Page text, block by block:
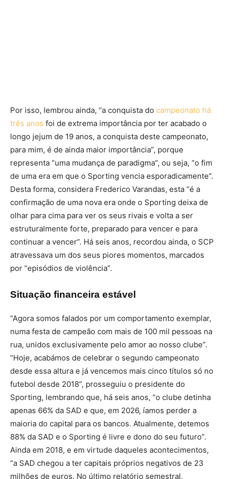
Por isso, lembrou ainda, “a conquista do campeonato há
três anos foi de extrema importância por ter acabado o
longo jejum de 19 anos, a conquista deste campeonato,
para mim, é de ainda maior importância”, porque
representa “uma mudança de paradigma”, ou seja, “o fim
de uma era em que o Sporting vencia esporadicamente”.
Desta forma, considera Frederico Varandas, esta “é a
confirmação de uma nova era onde o Sporting deixa de
olhar para cima para ver os seus rivais e volta a ser
estruturalmente forte, preparado para vencer e para
continuar a vencer”. Há seis anos, recordou ainda, o SCP
atravessava um dos seus piores momentos, marcados
por “episódios de violência”.
Situação financeira estável
“Agora somos falados por um comportamento exemplar,
numa festa de campeão com mais de 100 mil pessoas na
rua, unidos exclusivamente pelo amor ao nosso clube”.
“Hoje, acabámos de celebrar o segundo campeonato
desde essa altura e já vencemos mais cinco títulos só no
futebol desde 2018”, prosseguiu o presidente do
Sporting, lembrando que, há seis anos, “o clube detinha
apenas 66% da SAD e que, em 2026, íamos perder a
maioria do capital para os bancos. Atualmente, detemos
88% da SAD e o Sporting é livre e dono do seu futuro”.
Ainda em 2018, e em virtude daqueles acontecimentos,
“a SAD chegou a ter capitais próprios negativos de 23
milhões de euros. No último relatório semestral,